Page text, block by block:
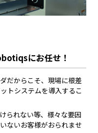
にお任せ！
だからこそ、現場に根差
トシステムを導入するこ
られない等、様々な要因
ないお客様がおられませ